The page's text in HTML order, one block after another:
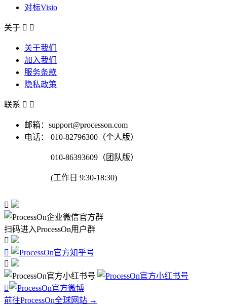
对标Visio
关于  
关于我们
加入我们
服务条款
隐私政策
联系  
邮箱：support@processon.com
电话：
010-82796300（个人版）
010-86393609（团队版）
(工作日 9:30-18:30)

扫码进入ProcessOn用户群




前往ProcessOn全球网站 →